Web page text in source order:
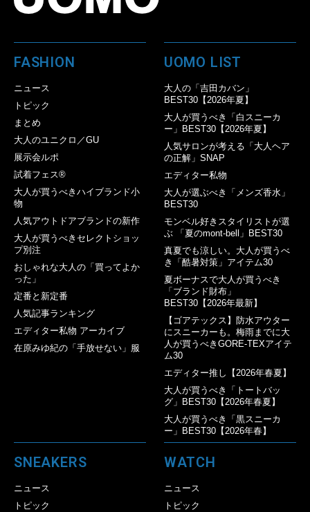
FASHION
ニュース
トピック
まとめ
大人のユニクロ／GU
展示会ルポ
試着フェス®︎
大人が買うべきハイブランド小
物
人気アウトドアブランドの新作
大人が買うべきセレクトショッ
プ別注
おしゃれな大人の「買ってよか
った」
定番と新定番
人気記事ランキング
エディター私物 アーカイブ
在原みゆ紀の「手放せない」服
UOMO LIST
大人の「吉田カバン」
BEST30【2026年夏】
大人が買うべき「白スニーカ
ー」BEST30【2026年夏】
人気サロンが考える「大人ヘア
の正解」SNAP
エディター私物
大人が選ぶべき「メンズ香水」
BEST30
モンベル好きスタイリストが選
ぶ 「夏のmont-bell」BEST30
真夏でも涼しい。大人が買うべ
き「酷暑対策」アイテム30
夏ボーナスで大人が買うべき
「ブランド財布」
BEST30【2026年最新】
【ゴアテックス】防水アウター
にスニーカーも。梅雨までに大
人が買うべきGORE-TEXアイテ
ム30
エディター推し【2026年春夏】
大人が買うべき「トートバッ
グ」BEST30【2026年春夏】
大人が買うべき「黒スニーカ
ー」BEST30【2026年春】
SNEAKERS
ニュース
トピック
WATCH
ニュース
トピック